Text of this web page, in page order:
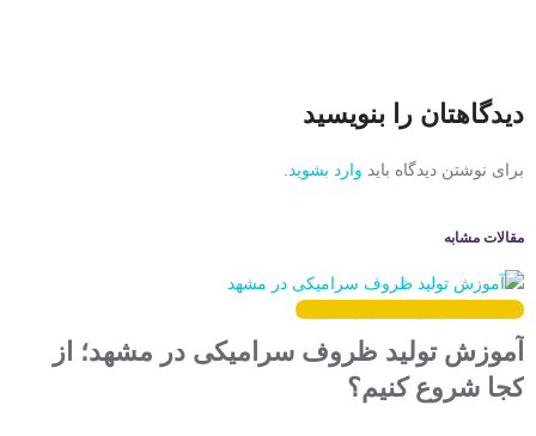
دیدگاهتان را بنویسید
برای نوشتن دیدگاه باید وارد بشوید
مقالات مشابه
دپارتمان کارآفرینی/ مهارت‌آموزی
آموزش تولید ظروف سرامیکی در مشهد؛ از
کجا شروع کنیم؟